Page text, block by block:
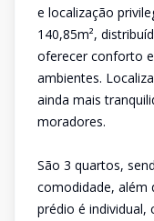
e localização
140,85m²,
oferecer conforto
ambientes.
ainda mais
moradores.
São 3 quartos,
comodidade, além
prédio é individual,